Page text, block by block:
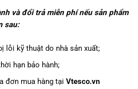
và đổi trả miễn phí nếu sản phẩm
sau:
lỗi kỹ thuật do nhà sản xuất;
hạn bảo hành;
đơn mua hàng tạiVtesco.vn